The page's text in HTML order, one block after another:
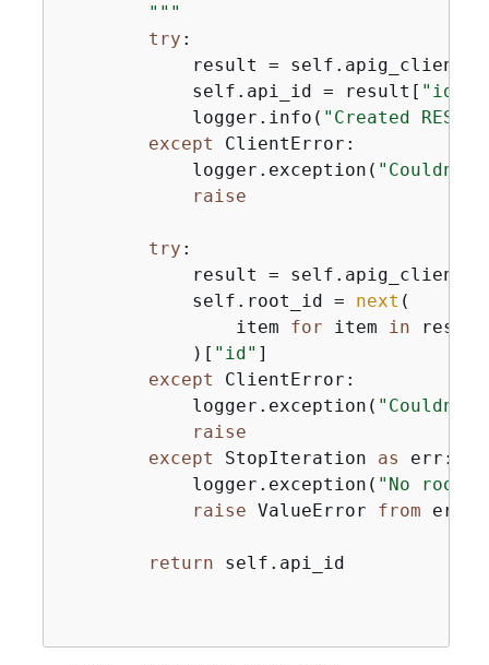
        """
try :
result =
            self.api_id = result[
"id"
            logger.info(
"Created REST
except ClientError:
            logger.exception(
"Couldn't
raise
try :
result =
            self.root_id =
next (
                item
for item in
            )[
"id" ]
except ClientError:
            logger.exception(
"Couldn't
raise
except StopIteration as err:
            logger.exception(
"No root
raise ValueError from err
return self.api_id